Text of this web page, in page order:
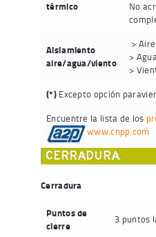
térmico
No
Aislamiento
aire/agua/viento
>
>
>
(*)Excepto opción
Encuentre la lista de los
www.cnpp.com
Cerradura
Puntos de
cierre
3 puntos